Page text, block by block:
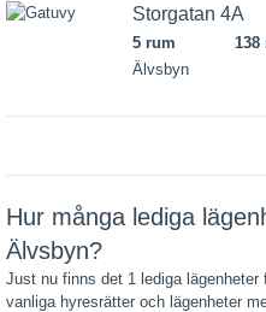
Storgatan 4A
5 rum 138
Älvsbyn
Hur många lediga
Älvsbyn?
Just nu finns det 1 lediga
vanliga hyresrätter och lägenheter